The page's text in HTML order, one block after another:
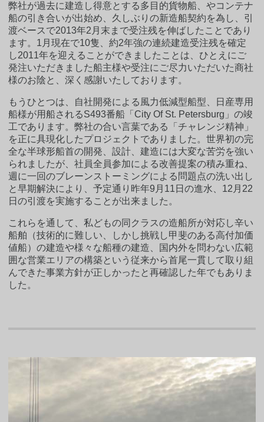
弊社が過去に建造し得意とする多目的貨物船、やコンテナ
船の引き合いが出始め、久しぶりの新造船契約を為し、引
渡ベースで2013年2月末まで受注残を伸ばしたことであり
ます。1月現在で10隻、約2年強の連続建造受注残を確定
し2011年を迎えることができましたことは、ひとえにご
発注いただきました船主様や受注にご尽力いただいた商社
様のお陰と、深く感謝いたしております。
もうひとつは、自社開発による風力低減型船型、日産専用
船様が用船されるS493番船「City Of St. Petersburg」の竣
工であります。弊社の合い言葉である「チャレンジ精神」
を正に具現化したプロジェクトでありました。世界初の完
全な半球形船首の開発、設計、建造には大変な苦労を強い
られましたが、社員全員参加による改善提案の積み重ね、
週に一回のブレーンストーミングによる問題点の洗い出し
と早期解決により、予定通り昨年9月11日の進水、12月22
日の引渡を実施することが出来ました。
これらを通して、私どもの同クラスの造船所が対応し辛い
船舶（技術的に難しい、しかし挑戦し甲斐のある高付加価
値船）の建造や様々な船種の建造、国内外を問わない広範
囲な営業エリアの構築という従来から首尾一貫して取り組
んできた事業方針が正しかったと再確認した年でもありま
した。